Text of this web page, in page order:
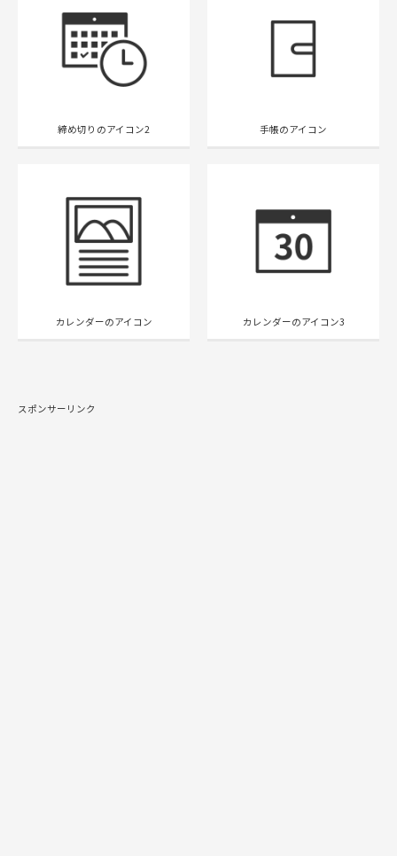
締め切りのアイコン2 手帳のアイコン
カレンダーのアイコン カレンダーのアイコン3
スポンサーリンク